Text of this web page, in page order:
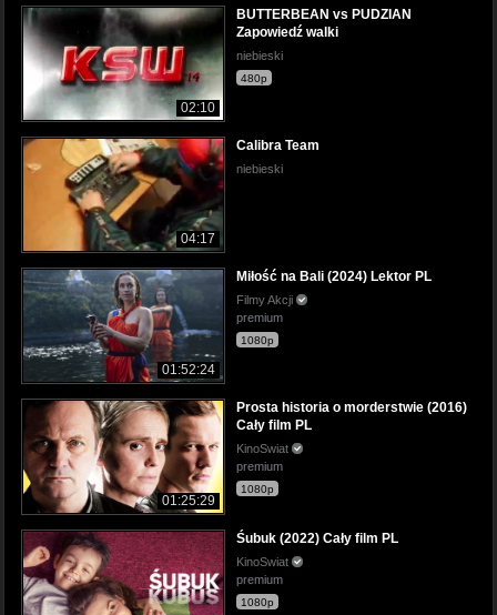
02:10
BUTTERBEAN vs PUDZIAN
Zapowiedź walki
niebieski
480p
04:17
Calibra Team
niebieski
01:52:24
Miłość na Bali (2024) Lektor PL
Filmy Akcji
premium
1080p
01:25:29
Prosta historia o morderstwie (2016)
Cały film PL
KinoSwiat
premium
1080p
Śubuk (2022) Cały film PL
KinoSwiat
premium
1080p